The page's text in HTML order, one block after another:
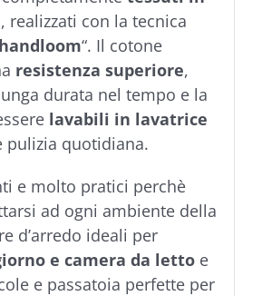
, realizzati con la tecnica
“. Il cotone
resistenza superiore,
durata nel tempo e la
lavabili in lavatrice
pulizia quotidiana.
e molto pratici perchè
ad ogni ambiente della
d’arredo ideali per
e camera da lettoe
e passatoia perfette per